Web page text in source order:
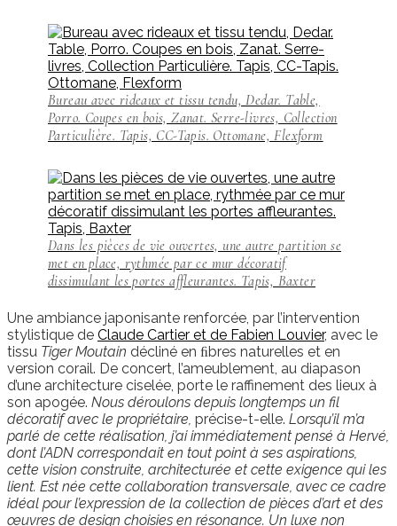
Bureau avec rideaux et tissu tendu, Dedar. Table,
Porro. Coupes en bois, Zanat. Serre-livres, Collection
Particulière. Tapis, CC-Tapis. Ottomane, Flexform
Dans les pièces de vie ouvertes, une autre partition se
met en place, rythmée par ce mur décoratif
dissimulant les portes affleurantes. Tapis, Baxter
Une ambiance japonisante renforcée, par l’intervention
stylistique de Claude Cartier et de Fabien Louvier, avec le
tissu Tiger Moutain décliné en ﬁbres naturelles et en
version corail. De concert, l’ameublement, au diapason
d’une architecture ciselée, porte le raffinement des lieux à
son apogée. Nous déroulons depuis longtemps un fil
décoratif avec le propriétaire, précise-t-elle. Lorsqu’il m’a
parlé de cette réalisation, j’ai immédiatement pensé à Hervé,
dont l’ADN correspondait en tout point à ses aspirations,
cette vision construite, architecturée et cette exigence qui les
lient. Est née cette collaboration transversale, avec ce cadre
idéal pour l’expression de la collection de pièces d’art et des
œuvres de design choisies en résonance. Un luxe non